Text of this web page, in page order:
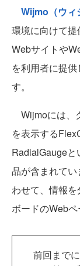
Wijmo（ウィ
環境に向けて提
Webサイトや
を利用者に提
す。
Wijmoには、
を表示する
RadialGaugeと
品が含まれて
わせて、情報
ボードのWebペ
前回まで